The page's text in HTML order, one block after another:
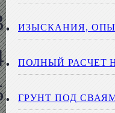
ИЗЫСКАНИЯ,
ПОЛНЫЙ РАСЧЕТ
ГРУНТ ПОД